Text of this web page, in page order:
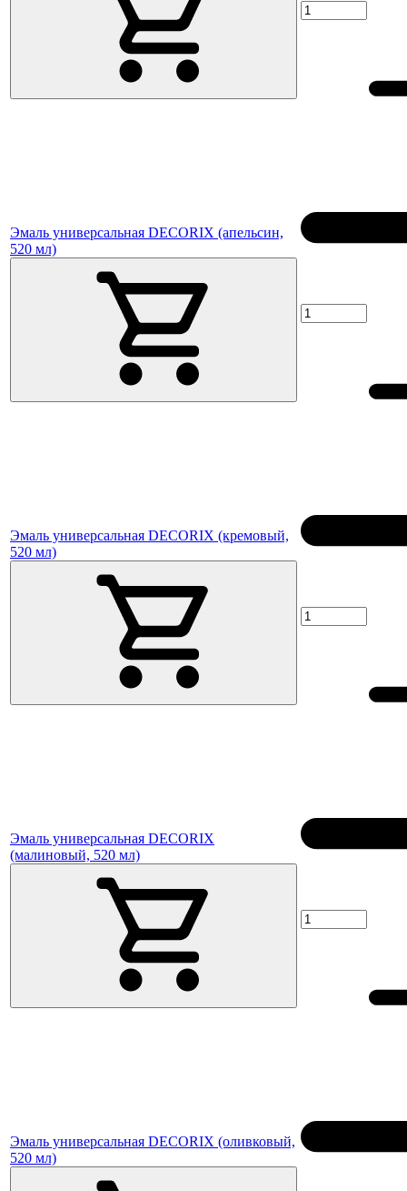
Эмаль универсальная DECORIX (апельсин,
520 мл)
Эмаль универсальная DECORIX (кремовый,
520 мл)
Эмаль универсальная DECORIX
(малиновый, 520 мл)
Эмаль универсальная DECORIX (оливковый,
520 мл)